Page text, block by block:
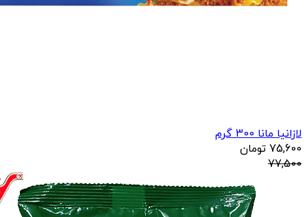
لازانیا مانا 300 گرم
75,600 تومان
77,500